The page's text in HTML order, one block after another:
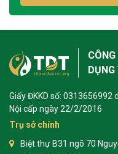
Giấy ĐKKD số: 0313656992
Nội cấp ngày 22/2/2016
Trụ sở chính
Biệt thự B31 ngõ 70